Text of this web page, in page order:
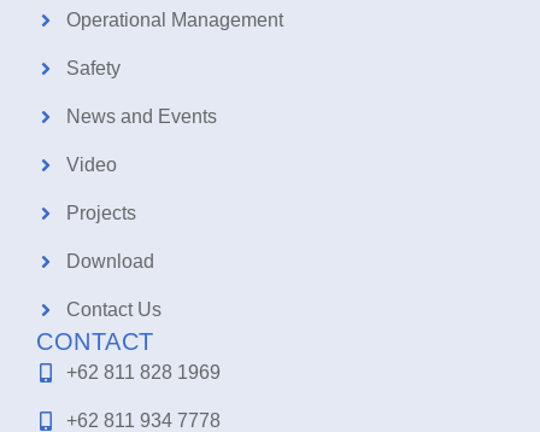
Operational Management
Safety
News and Events
Video
Projects
Download
Contact Us
CONTACT
+62 811 828 1969
+62 811 934 7778